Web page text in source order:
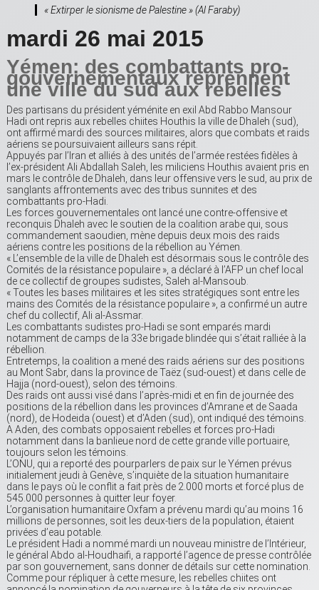
« Extirper le sionisme de Palestine »(Al Faraby)
mardi 26 mai 2015
Yémen: des combattants pro-
gouvernementaux reprennent
une ville du sud aux rebelles
Des partisans du président yéménite en exil Abd Rabbo Mansour
Hadi ont repris aux rebelles chiites Houthis la ville de Dhaleh (sud),
ont affirmé mardi des sources militaires, alors que combats et raids
aériens se poursuivaient ailleurs sans répit.
Appuyés par l’Iran et alliés à des unités de l’armée restées fidèles à
l’ex-président Ali Abdallah Saleh, les miliciens Houthis avaient pris en
mars le contrôle de Dhaleh, dans leur offensive vers le sud, au prix de
sanglants affrontements avec des tribus sunnites et des
combattants pro-Hadi.
Les forces gouvernementales ont lancé une contre-offensive et
reconquis Dhaleh avec le soutien de la coalition arabe qui, sous
commandement saoudien, mène depuis deux mois des raids
aériens contre les positions de la rébellion au Yémen.
« L’ensemble de la ville de Dhaleh est désormais sous le contrôle des
Comités de la résistance populaire », a déclaré à l’AFP un chef local
de ce collectif de groupes sudistes, Saleh al-Mansoub.
« Toutes les bases militaires et les sites stratégiques sont entre les
mains des Comités de la résistance populaire », a confirmé un autre
chef du collectif, Ali al-Assmar.
Les combattants sudistes pro-Hadi se sont emparés mardi
notamment de camps de la 33e brigade blindée qui s’était ralliée à la
rébellion.
Entretemps, la coalition a mené des raids aériens sur des positions
au Mont Sabr, dans la province de Taëz (sud-ouest) et dans celle de
Hajja (nord-ouest), selon des témoins.
Des raids ont aussi visé dans l’après-midi et en fin de journée des
positions de la rébellion dans les provinces d’Amrane et de Saada
(nord), de Hodeida (ouest) et d’Aden (sud), ont indiqué des témoins.
A Aden, des combats opposaient rebelles et forces pro-Hadi
notamment dans la banlieue nord de cette grande ville portuaire,
toujours selon les témoins.
L’ONU, qui a reporté des pourparlers de paix sur le Yémen prévus
initialement jeudi à Genève, s’inquiète de la situation humanitaire
dans le pays où le conflit a fait près de 2.000 morts et forcé plus de
545.000 personnes à quitter leur foyer.
L’organisation humanitaire Oxfam a prévenu mardi qu’au moins 16
millions de personnes, soit les deux-tiers de la population, étaient
privées d’eau potable.
Le président Hadi a nommé mardi un nouveau ministre de l’Intérieur,
le général Abdo al-Houdhaifi, a rapporté l’agence de presse contrôlée
par son gouvernement, sans donner de détails sur cette nomination.
Comme pour répliquer à cette mesure, les rebelles chiites ont